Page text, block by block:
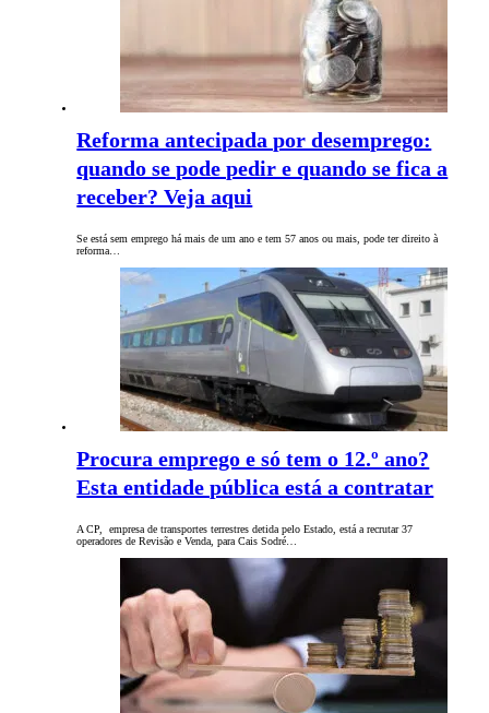
Reforma antecipada por desemprego:
quando se pode pedir e quando se fica a
receber? Veja aqui
Se está sem emprego há mais de um ano e tem 57 anos ou mais, pode ter direito à
reforma…
Procura emprego e só tem o 12.º ano?
Esta entidade pública está a contratar
A CP, empresa de transportes terrestres detida pelo Estado, está a recrutar 37
operadores de Revisão e Venda, para Cais Sodré…